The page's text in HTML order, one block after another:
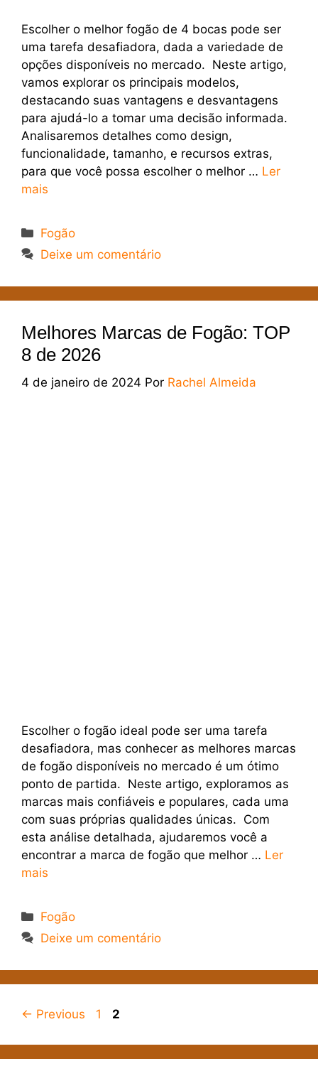
Escolher o melhor fogão de 4 bocas pode ser
uma tarefa desafiadora, dada a variedade de
opções disponíveis no mercado. Neste artigo,
vamos explorar os principais modelos,
destacando suas vantagens e desvantagens
para ajudá-lo a tomar uma decisão informada.
Analisaremos detalhes como design,
funcionalidade, tamanho, e recursos extras,
para que você possa escolher o melhor … Ler
mais
Categorias
Fogão
Deixe um comentário
Melhores Marcas de Fogão: TOP
8 de 2026
4 de janeiro de 2024 Por Rachel Almeida
Escolher o fogão ideal pode ser uma tarefa
desafiadora, mas conhecer as melhores marcas
de fogão disponíveis no mercado é um ótimo
ponto de partida. Neste artigo, exploramos as
marcas mais confiáveis e populares, cada uma
com suas próprias qualidades únicas. Com
esta análise detalhada, ajudaremos você a
encontrar a marca de fogão que melhor … Ler
mais
Categorias
Fogão
Deixe um comentário
← Previous Page
1 Page
2